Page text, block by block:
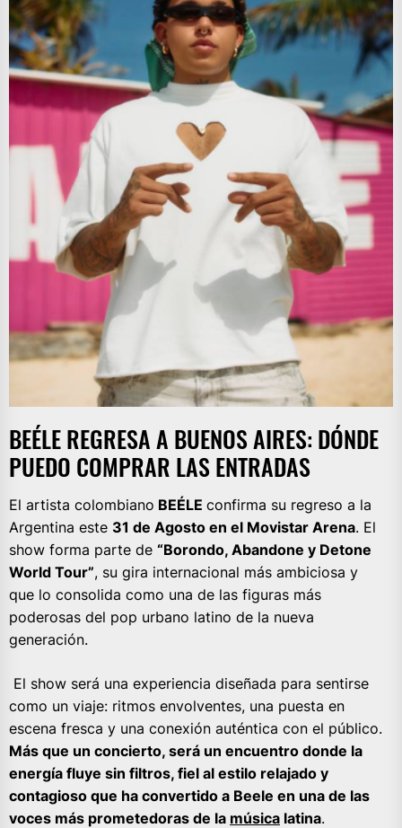
BEÉLE REGRESA A BUENOS AIRES: DÓNDE
PUEDO COMPRAR LAS ENTRADAS
El artista colombiano BEÉLE confirma su regreso a la
Argentina este 31 de Agosto en el Movistar Arena. El
show forma parte de “Borondo, Abandone y Detone
World Tour”, su gira internacional más ambiciosa y
que lo consolida como una de las figuras más
poderosas del pop urbano latino de la nueva
generación.
El show será una experiencia diseñada para sentirse
como un viaje: ritmos envolventes, una puesta en
escena fresca y una conexión auténtica con el público.
Más que un concierto, será un encuentro donde la
energía fluye sin filtros, fiel al estilo relajado y
contagioso que ha convertido a Beele en una de las
voces más prometedoras de la música latina.